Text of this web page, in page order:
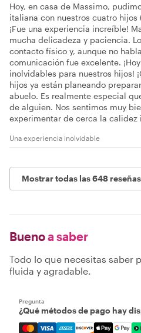
Hoy, en casa de Massimo,
italiana con nuestros cuatro hijos
¡Fue una experiencia increíble!
mucha delicadeza y paciencia.
contacto físico y, aunque no
comunicación fue excelente.
inolvidables para nuestros hijos!
hijos ya están planeando
abuelo. Es realmente especial
de alguien. Nos sentimos muy
experimentar de cerca la calidez
Una experiencia inolvidable
Mostrar todas las 648 reseñas
Buenoa saber
Todo lo que necesitas saber
fluida y agradable.
Pregunta
¿Qué métodos de pago hay
Mastercard, Visa, Amex,